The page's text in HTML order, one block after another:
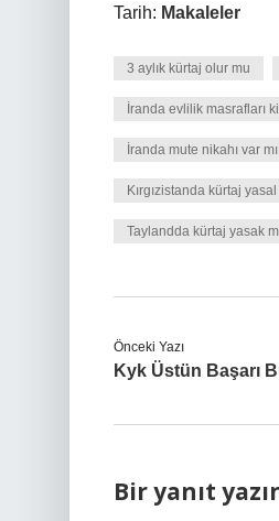
Tarih: Makaleler
3 aylık kürtaj olur mu
İranda evlilik masrafları
İranda mute nikahı var mı
Kırgızistanda kürtaj yasal
Taylandda kürtaj yasak
Önceki Yazı
Kyk Üstün Başarı
Bir yanıt